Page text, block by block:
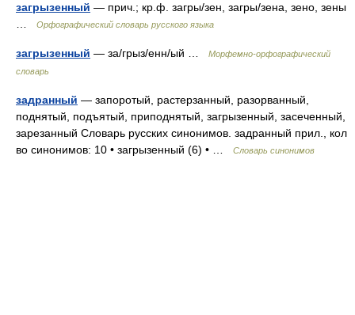
загрызенный — прич.; кр.ф. загры/зен, загры/зена, зено, зены
Орфографический словарь русского языка
загрызенный — за/грыз/енн/ый …
Морфемно-орфографический
словарь
задранный — запоротый, растерзанный, разорванный,
поднятый, подъятый, приподнятый, загрызенный, засеченный,
зарезанный Словарь русских синонимов. задранный прил., кол
во синонимов: 10 • загрызенный (6) • …
Словарь синонимов